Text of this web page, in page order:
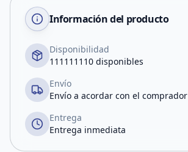
Información del producto
Disponibilidad
111111110 disponibles
Envío
Envío a acordar con el comprador
Entrega
Entrega inmediata